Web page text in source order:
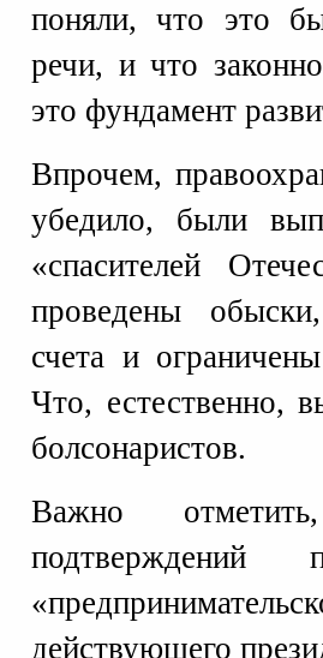
поняли, что это
речи, и что
это фундамент
Впрочем,
убедило, были
«спасителей
проведены
счета и
Что, естественно,
болсонаристов.
Важно
действующего